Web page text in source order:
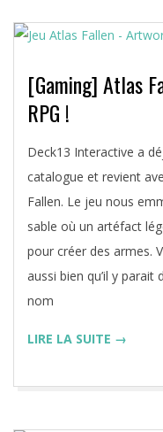
[Gaming] Atlas
RPG !
2023-
08-
09
Deck13 Interactive a
catalogue et revient
Fallen. Le jeu nous
sable où un artéfact
pour créer des armes.
aussi bien qu’il y
nom
LIRE LA SUITE →